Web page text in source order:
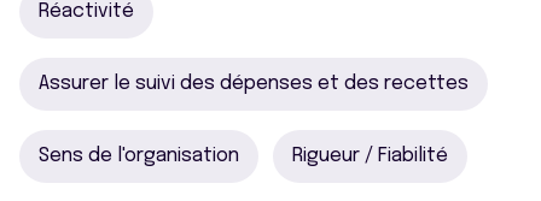
Réactivité
Assurer le suivi des dépenses et des recettes
Sens de l'organisation Rigueur / Fiabilité